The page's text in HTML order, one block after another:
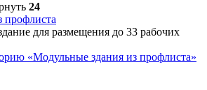
24
профлиста
для размещения до 33 рабочих
«Модульные здания из профлиста»